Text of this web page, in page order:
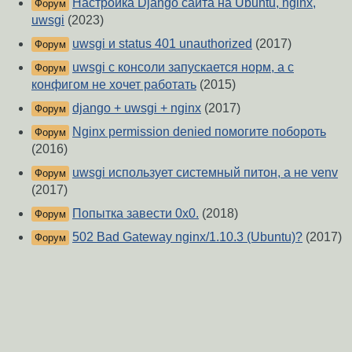
Форум
Настройка Django сайта на Ubuntu, nginx,
uwsgi (2023)
Форум uwsgi и status 401 unauthorized (2017)
Форум
uwsgi c консоли запускается норм, а с
конфигом не хочет работать (2015)
Форум django + uwsgi + nginx (2017)
Форум
Nginx permission denied помогите побороть
(2016)
Форум
uwsgi использует системный питон, а не venv
(2017)
Форум Попытка завести 0x0. (2018)
Форум 502 Bad Gateway nginx/1.10.3 (Ubuntu)? (2017)